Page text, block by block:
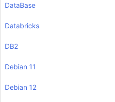
DataBase
Databricks
DB2
Debian 11
Debian 12